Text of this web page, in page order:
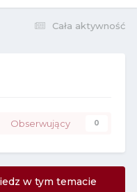
Cała aktywność
Obserwujący 0
w tym temacie